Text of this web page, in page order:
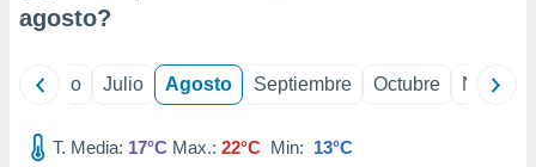
agosto?
Junio Julio Agosto Septiembre Octubre
T. Media: 17°C Max.: 22°C Min: 13°C